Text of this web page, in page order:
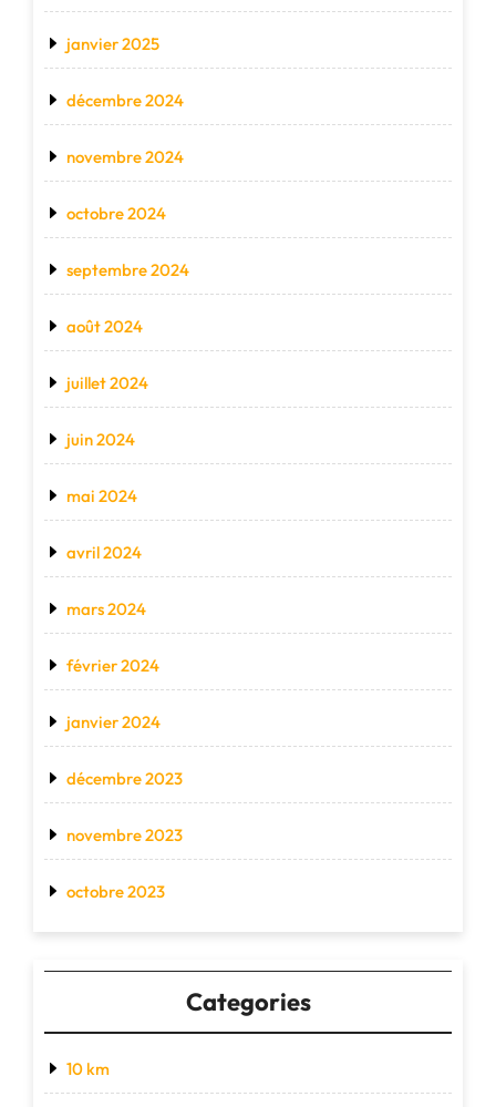
janvier 2025
décembre 2024
novembre 2024
octobre 2024
septembre 2024
août 2024
juillet 2024
juin 2024
mai 2024
avril 2024
mars 2024
février 2024
janvier 2024
décembre 2023
novembre 2023
octobre 2023
Categories
10 km